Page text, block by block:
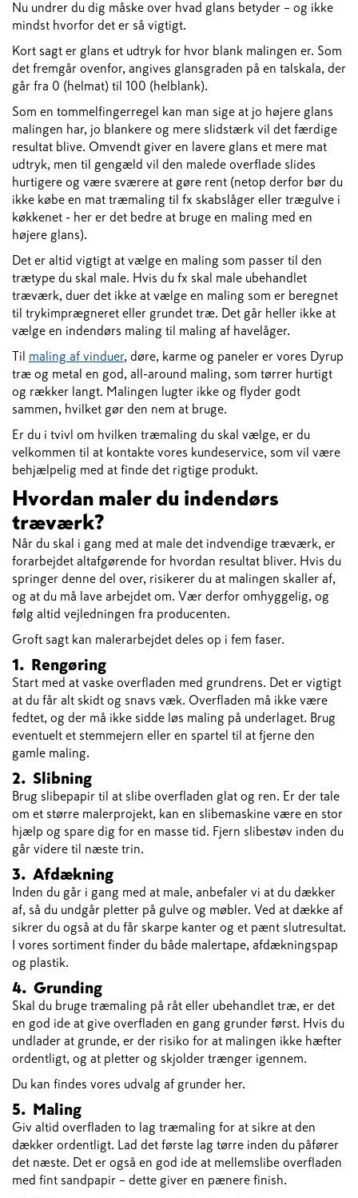
Nu undrer du dig måske over hvad glans betyder – og ikke
mindst hvorfor det er så vigtigt.
Kort sagt er glans et udtryk for hvor blank malingen er. Som
det fremgår ovenfor, angives glansgraden på en talskala, der
går fra 0 (helmat) til 100 (helblank).
Som en tommelfingerregel kan man sige at jo højere glans
malingen har, jo blankere og mere slidstærk vil det færdige
resultat blive. Omvendt giver en lavere glans et mere mat
udtryk, men til gengæld vil den malede overflade slides
hurtigere og være sværere at gøre rent (netop derfor bør du
ikke købe en mat træmaling til fx skabslåger eller trægulve i
køkkenet - her er det bedre at bruge en maling med en
højere glans).
Det er altid vigtigt at vælge en maling som passer til den
trætype du skal male. Hvis du fx skal male ubehandlet
træværk, duer det ikke at vælge en maling som er beregnet
til trykimprægneret eller grundet træ. Det går heller ikke at
vælge en indendørs maling til maling af havelåger.
Til maling af vinduer, døre, karme og paneler er vores Dyrup
træ og metal en god, all-around maling, som tørrer hurtigt
og rækker langt. Malingen lugter ikke og flyder godt
sammen, hvilket gør den nem at bruge.
Er du i tvivl om hvilken træmaling du skal vælge, er du
velkommen til at kontakte vores kundeservice, som vil være
behjælpelig med at finde det rigtige produkt.
Hvordan maler du indendørs
træværk?
Når du skal i gang med at male det indvendige træværk, er
forarbejdet altafgørende for hvordan resultat bliver. Hvis du
springer denne del over, risikerer du at malingen skaller af,
og at du må lave arbejdet om. Vær derfor omhyggelig, og
følg altid vejledningen fra producenten.
Groft sagt kan malerarbejdet deles op i fem faser.
1. Rengøring
Start med at vaske overfladen med grundrens. Det er vigtigt
at du får alt skidt og snavs væk. Overfladen må ikke være
fedtet, og der må ikke sidde løs maling på underlaget. Brug
eventuelt et stemmejern eller en spartel til at fjerne den
gamle maling.
2. Slibning
Brug slibepapir til at slibe overfladen glat og ren. Er der tale
om et større malerprojekt, kan en slibemaskine være en stor
hjælp og spare dig for en masse tid. Fjern slibestøv inden du
går videre til næste trin.
3. Afdækning
Inden du går i gang med at male, anbefaler vi at du dækker
af, så du undgår pletter på gulve og møbler. Ved at dække af
sikrer du også at du får skarpe kanter og et pænt slutresultat.
I vores sortiment finder du både malertape, afdækningspap
og plastik.
4. Grunding
Skal du bruge træmaling på råt eller ubehandlet træ, er det
en god ide at give overfladen en gang grunder først. Hvis du
undlader at grunde, er der risiko for at malingen ikke hæfter
ordentligt, og at pletter og skjolder trænger igennem.
Du kan findes vores udvalg af grunder her.
5. Maling
Giv altid overfladen to lag træmaling for at sikre at den
dækker ordentligt. Lad det første lag tørre inden du påfører
det næste. Det er også en god ide at mellemslibe overfladen
med fint sandpapir – dette giver en pænere finish.